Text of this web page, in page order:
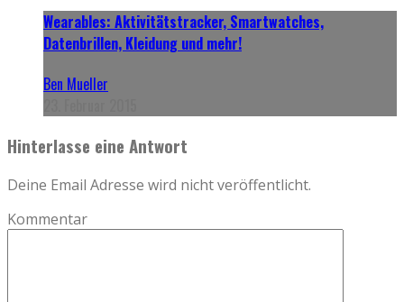
Wearables: Aktivitätstracker, Smartwatches,
Datenbrillen, Kleidung und mehr!
Ben Mueller
Hinterlasse eine Antwort
Deine Email Adresse wird nicht veröffentlicht.
Kommentar